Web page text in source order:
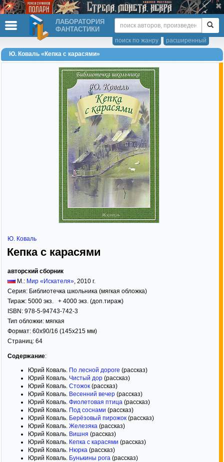
ЛАБОРАТОРИЯ
ФАНТАСТИКИ
расширенный
поиск по жанру
Ю. Коваль «Кепка с карасями»
Ю. Коваль
Кепка с карасями
авторский сборник
М.: Мир «Искателя», 2010 г.
Серия: Библиотечка школьника (мягкая обложка)
Тираж: 5000 экз. + 4000 экз. (доп.тираж)
ISBN: 978-5-94743-742-3
Тип обложки: мягкая
Формат: 60x90/16 (145x215 мм)
Страниц: 64
Содержание:
Юрий Коваль. По лесной дороге (рассказ)
Юрий Коваль. Чистый дор (рассказ)
Юрий Коваль. Стожок (рассказ)
Юрий Коваль. Весенний вечер (рассказ)
Юрий Коваль. Фиолетовая птица (рассказ)
Юрий Коваль. Под соснами (рассказ)
Юрий Коваль. Берёзовый пирожок (рассказ)
Юрий Коваль. Железяка (рассказ)
Юрий Коваль. Вишня (рассказ)
Юрий Коваль. Кепка с карасями (рассказ)
Юрий Коваль. Нюрка (рассказ)
Юрий Коваль. Бунькины рога (рассказ)